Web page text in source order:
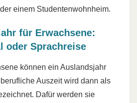
einem Studentenwohnheim.
für Erwachsene:
oder Sprachreise
können ein Auslandsjahr
Auszeit wird dann als
Dafür werden sie